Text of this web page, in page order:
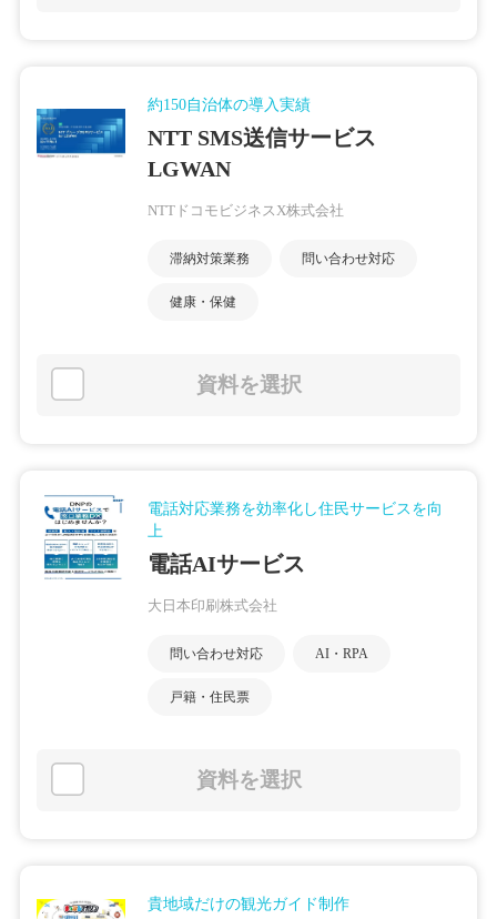
約150自治体の導入実績
NTT SMS送信サービス
LGWAN
NTTドコモビジネスX株式会社
滞納対策業務 問い合わせ対応
健康・保健
資料を選択
電話対応業務を効率化し住民サービスを向
上
電話AIサービス
大日本印刷株式会社
問い合わせ対応 AI・RPA
戸籍・住民票
資料を選択
貴地域だけの観光ガイド制作